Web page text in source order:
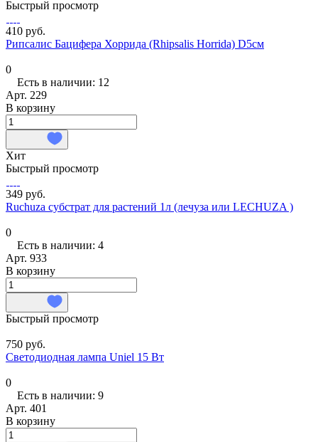
Быстрый просмотр
410 руб.
Рипсалис Бацифера Хоррида (Rhipsalis Horrida) D5см
0
Есть в наличии: 12
Арт. 229
В корзину
Хит
Быстрый просмотр
349 руб.
Ruchuza субстрат для растений 1л (лечуза или LECHUZA )
0
Есть в наличии: 4
Арт. 933
В корзину
Быстрый просмотр
750 руб.
Светодиодная лампа Uniel 15 Вт
0
Есть в наличии: 9
Арт. 401
В корзину